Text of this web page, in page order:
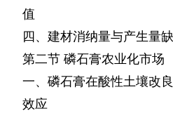
值
四、建材消纳量与产生量
第二节 磷石膏农业化市场
一、磷石膏在酸性土壤改
效应